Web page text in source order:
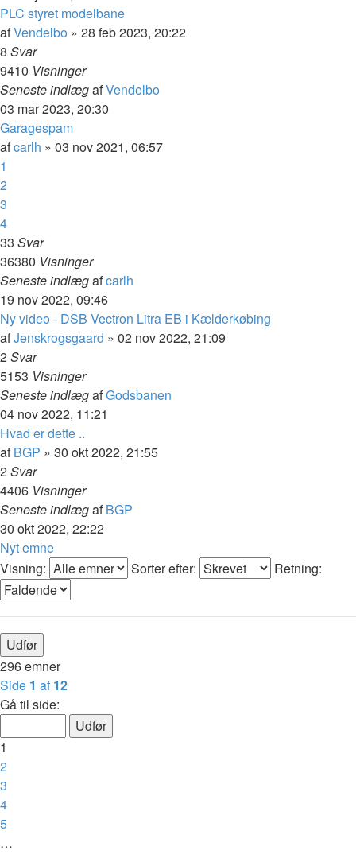
PLC styret modelbane
afVendelbo » 28 feb 2023, 20:22
8 Svar
9410 Visninger
Seneste indlægafVendelbo
03 mar 2023, 20:30
Garagespam
afcarlh » 03 nov 2021, 06:57
1
2
3
4
33 Svar
36380 Visninger
Seneste indlægafcarlh
19 nov 2022, 09:46
Ny video - DSB Vectron Litra EB i Kælderkøbing
afJenskrogsgaard » 02 nov 2022, 21:09
2Svar
5153 Visninger
Seneste indlægafGodsbanen
04 nov 2022, 11:21
Hvad er dette ..
afBGP » 30 okt 2022, 21:55
2Svar
4406 Visninger
Seneste indlægafBGP
30 okt 2022, 22:22
Nyt emne
Visning:
Sorter efter: Retning:
296 emner
Side 1 af 12
Gå til side:
1
2
3
4
5
…